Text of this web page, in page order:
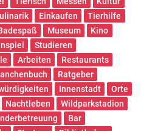
Einkaufen
Tierhilfe
Museum
Kino
Studieren
Arbeiten
Restaurants
Ratgeber
Innenstadt
Orte
Nachtleben
Wildparkstadion
Bar